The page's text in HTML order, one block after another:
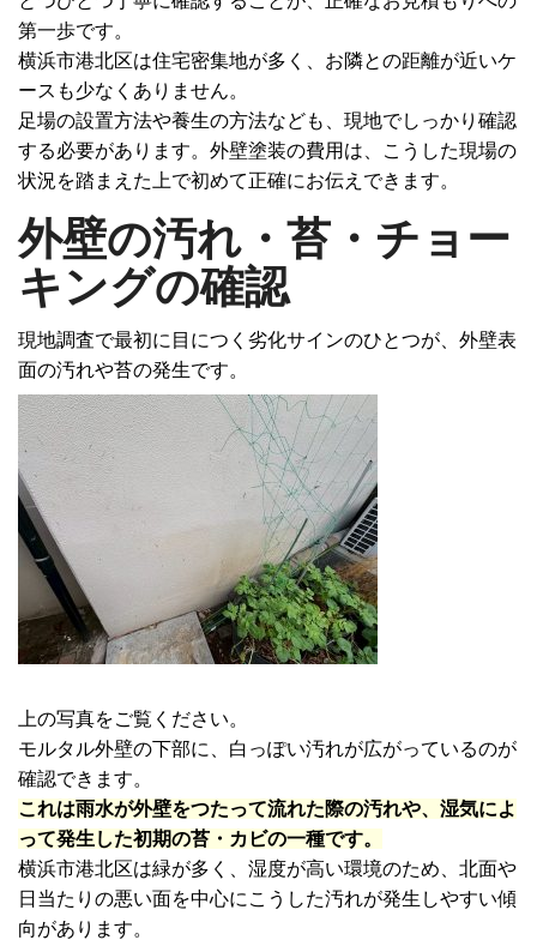
第一歩です。
横浜市港北区は住宅密集地が多く、お隣との距離が近いケ
ースも少なくありません。
足場の設置方法や養生の方法なども、現地でしっかり確認
する必要があります。 外壁塗装の費用 は、こうした現場の
状況を踏まえた上で初めて正確にお伝えできます。
外壁の汚れ・苔・チョー
キングの確認
現地調査で最初に目につく劣化サインのひとつが、外壁表
面の汚れや苔の発生です。
上の写真をご覧ください。
モルタル外壁の下部に、白っぽい汚れが広がっているのが
確認できます。
これは雨水が外壁をつたって流れた際の汚れや、湿気によ
って発生した初期の苔・カビの一種です。
横浜市港北区は緑が多く、湿度が高い環境のため、北面や
日当たりの悪い面を中心にこうした汚れが発生しやすい傾
向があります。